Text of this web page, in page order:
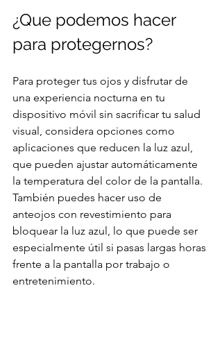
¿Que podemos hacer
para protegernos?
Para proteger tus ojos y disfrutar de
una experiencia nocturna en tu
dispositivo móvil sin sacrificar tu salud
visual, considera opciones como
aplicaciones que reducen la luz azul,
que pueden ajustar automáticamente
la temperatura del color de la pantalla.
También puedes hacer uso de
anteojos con revestimiento para
bloquear la luz azul, lo que puede ser
especialmente útil si pasas largas horas
frente a la pantalla por trabajo o
entretenimiento.